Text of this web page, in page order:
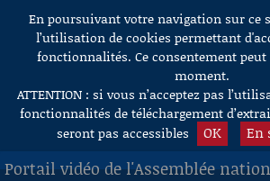
Aller au contenu
En poursuivant votre navigation sur ce
l’utilisation de cookies permettant
fonctionnalités. Ce consentement
moment.
ATTENTION : si vous n’acceptez pas
fonctionnalités de téléchargement
seront pas accessibles
OK En
Portail vidéo de l'Assemblée